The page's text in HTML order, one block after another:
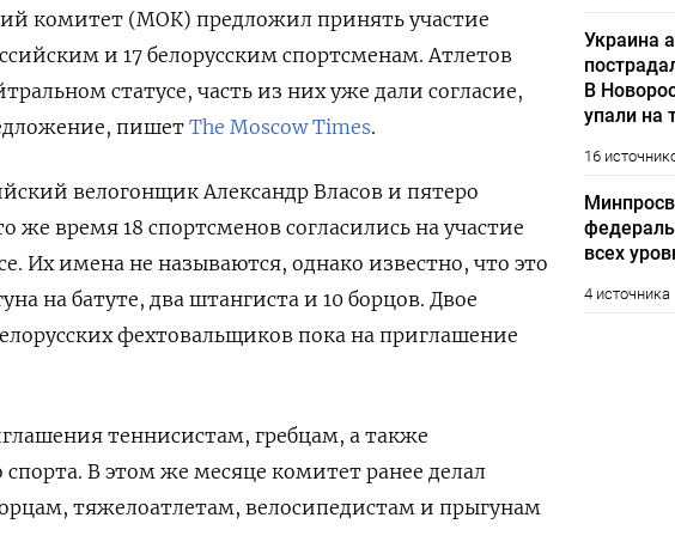
комитет (МОК) предложил принять участие
и 17 белорусским спортсменам. Атлетов
статусе, часть из них уже дали согласие,
пишетThe Moscow Times.
велогонщик Александр Власов и пятеро
же время 18 спортсменов согласились на участие
Их имена не называются, однако известно, что это
на батуте, два штангиста и 10 борцов. Двое
фехтовальщиков пока на приглашение
теннисистам, гребцам, а также
спорта. В этом же месяце комитет ранее делал
тяжелоатлетам, велосипедистам и прыгунам